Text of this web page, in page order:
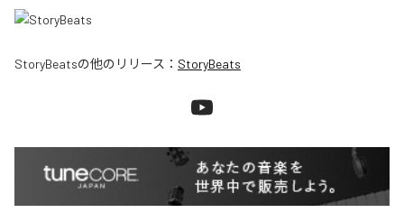
StoryBeatsの他のリリース： StoryBeats